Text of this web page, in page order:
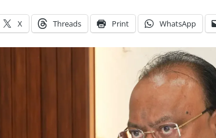
X Threads Print WhatsApp